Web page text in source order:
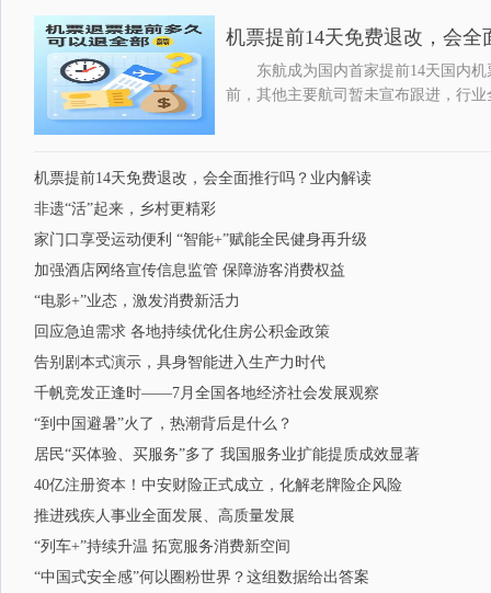
机票提前14天免费退改，会全
东航成为国内首家提前14天国内
前，其他主要航司暂未宣布跟进，行
机票提前14天免费退改，会全面推行吗？业内解读
非遗“活”起来，乡村更精彩
家门口享受运动便利 “智能+”赋能全民健身再升级
加强酒店网络宣传信息监管 保障游客消费权益
“电影+”业态，激发消费新活力
回应急迫需求 各地持续优化住房公积金政策
告别剧本式演示，具身智能进入生产力时代
千帆竞发正逢时——7月全国各地经济社会发展观察
“到中国避暑”火了，热潮背后是什么？
居民“买体验、买服务”多了 我国服务业扩能提质成效显著
40亿注册资本！中安财险正式成立，化解老牌险企风险
推进残疾人事业全面发展、高质量发展
“列车+”持续升温 拓宽服务消费新空间
“中国式安全感”何以圈粉世界？这组数据给出答案